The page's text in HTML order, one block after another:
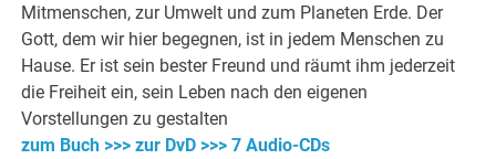
Mitmenschen, zur Umwelt und zum Planeten Erde. Der
Gott, dem wir hier begegnen, ist in jedem Menschen zu
Hause. Er ist sein bester Freund und räumt ihm jederzeit
die Freiheit ein, sein Leben nach den eigenen
Vorstellungen zu gestalten
zum Buch >>> zur DvD >>> 7 Audio-CDs